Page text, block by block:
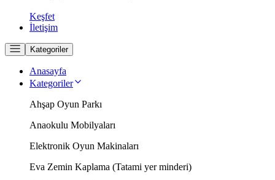
Keşfet
İletişim
Kategoriler
Anasayfa
Kategoriler
Ahşap Oyun Parkı
Anaokulu Mobilyaları
Elektronik Oyun Makinaları
Eva Zemin Kaplama (Tatami yer minderi)